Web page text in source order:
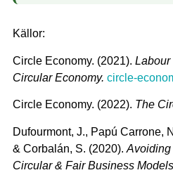
Källor:
Circle Economy. (2021). Labour
Circular Economy. circle-
Circle Economy. (2022). The
Dufourmont, J., Papú Carrone,
& Corbalán, S. (2020). Avoiding
Circular & Fair Business